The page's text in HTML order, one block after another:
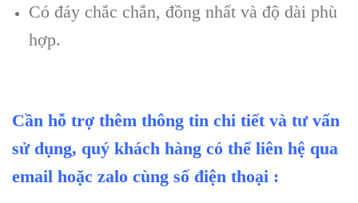
Có đáy chắc chắn, đồng nhất và độ dài phù
hợp.
Cần hỗ trợ thêm thông tin chi tiết và tư vấn
sử dụng, quý khách hàng có thể liên hệ qua
email hoặc zalo cùng số điện thoại :